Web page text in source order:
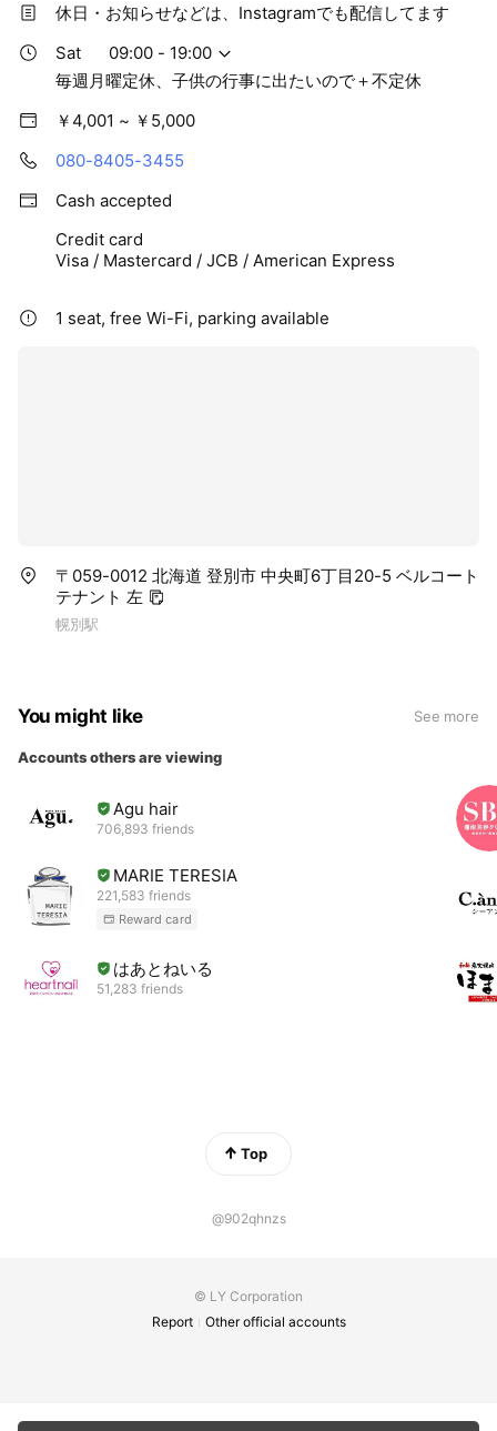
休日・お知らせなどは、Instagramでも配信してます
Sat
09:00 - 19:00
毎週月曜定休、子供の行事に出たいので＋不定休
￥4,001 ~ ￥5,000
080-8405-3455
Cash accepted
Credit card
Visa / Mastercard / JCB / American Express
1 seat, free Wi-Fi, parking available
〒059-0012 北海道 登別市 中央町6丁目20-5 ベルコート
テナント 左
幌別駅
You might like See more
Accounts others are viewing
Agu hair
706,893 friends
MARIE TERESIA
221,583 friends
Reward card
はあとねいる
51,283 friends
Top
@902qhnzs
© LY Corporation
Report
Other official accounts